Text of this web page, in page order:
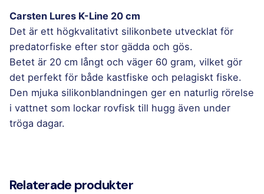
Carsten Lures K-Line 20 cm
Det är ett högkvalitativt silikonbete utvecklat för
predatorfiske efter stor gädda och gös.
Betet är 20 cm långt och väger 60 gram, vilket gör
det perfekt för både kastfiske och pelagiskt fiske.
Den mjuka silikonblandningen ger en naturlig rörelse
i vattnet som lockar rovfisk till hugg även under
tröga dagar.
Relaterade produkter